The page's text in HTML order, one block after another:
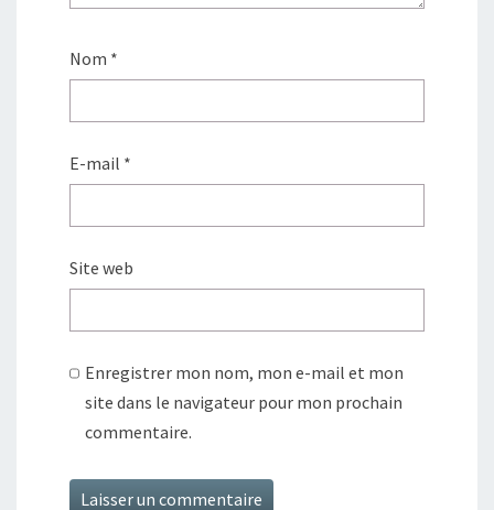
Nom *
E-mail *
Site web
Enregistrer mon nom, mon e-mail et mon
site dans le navigateur pour mon prochain
commentaire.